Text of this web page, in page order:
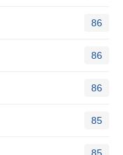
86
86
86
85